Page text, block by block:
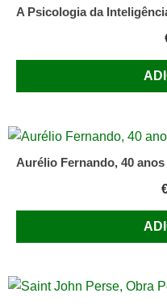
A Psicologia da
Aurélio Fernando, 40